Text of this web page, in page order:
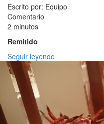
Escrito por: Equipo
Comentario
2 minutos
Remitido
Seguir leyendo